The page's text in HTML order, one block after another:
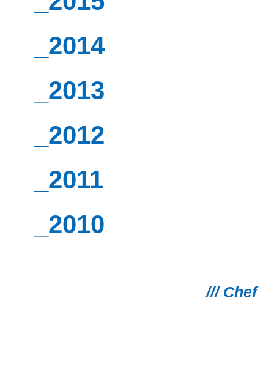
_2014
_2013
_2012
_2011
_2010
/// Chef